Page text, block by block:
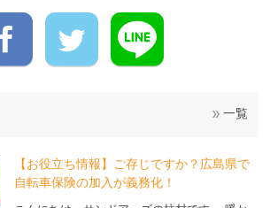
一覧
【お役立ち情報】ご存じですか？広島県で
自転車保険の加入が義務化！